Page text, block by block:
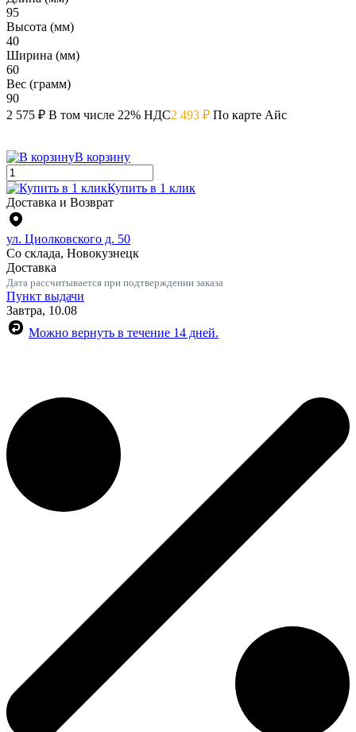
95
Высота (мм)
40
Ширина (мм)
60
Вес (грамм)
90
2 575 ₽ В том числе 22% НДС2 493 ₽ По карте Айс
В корзину
Купить в 1 клик
Доставка и Возврат
ул. Циолковского д. 50
Со склада, Новокузнецк
Доставка
Дата рассчитывается при подтверждении заказа
Пункт выдачи
Завтра, 10.08
Можно вернуть в течение 14 дней.